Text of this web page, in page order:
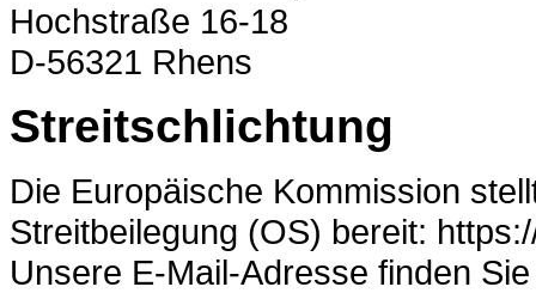
Hochstraße 16-18
D-56321 Rhens
Streitschlichtung
Die Europäische Kommission
Streitbeilegung (OS) bereit:
Unsere E-Mail-Adresse finden